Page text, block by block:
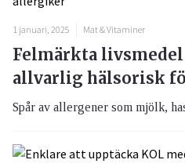
1 januari, 2025 Mat & Vitaminer
Felmärkta
allvarlig hälsorisk
Spår av allergener som mjölk,